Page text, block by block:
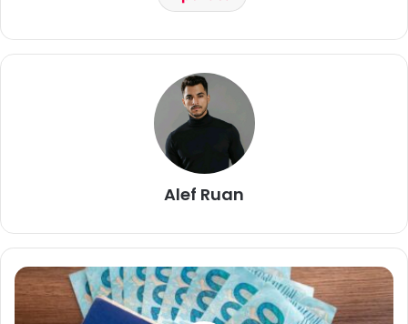
Alef Ruan
Salário
mínimo
sobe